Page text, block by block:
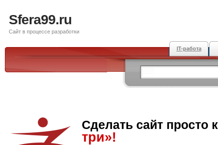
Sfera99.ru
Сайт в процессе разработки
IT-работа
Сделать сайт просто
три»!